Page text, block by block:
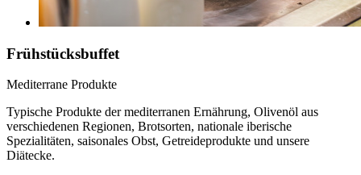
Frühstücksbuffet
Mediterrane Produkte
Typische Produkte der mediterranen Ernährung, Olivenöl aus
verschiedenen Regionen, Brotsorten, nationale iberische
Spezialitäten, saisonales Obst, Getreideprodukte und unsere
Diätecke.